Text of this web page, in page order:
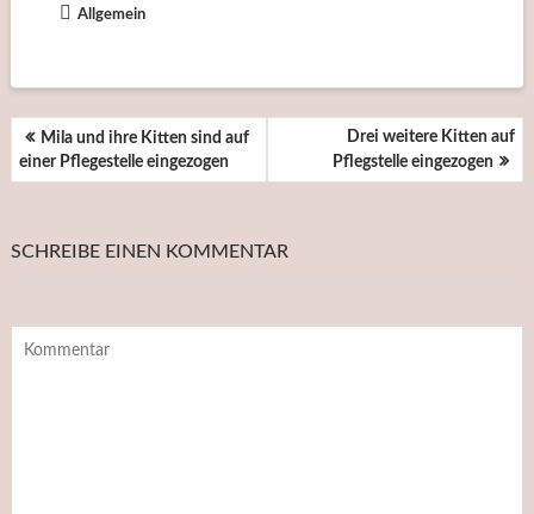
Allgemein
BEITRAGSNAVIGATION
Mila und ihre Kitten sind auf
einer Pflegestelle eingezogen
Drei weitere Kitten auf
Pflegstelle eingezogen
SCHREIBE EINEN KOMMENTAR